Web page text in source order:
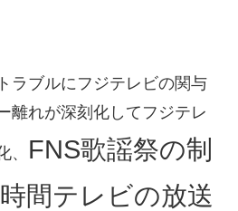
ラブルにフジテレビの関与
離れが深刻化してフジテレ
、
FNS歌謡祭の制
間テレビの放送